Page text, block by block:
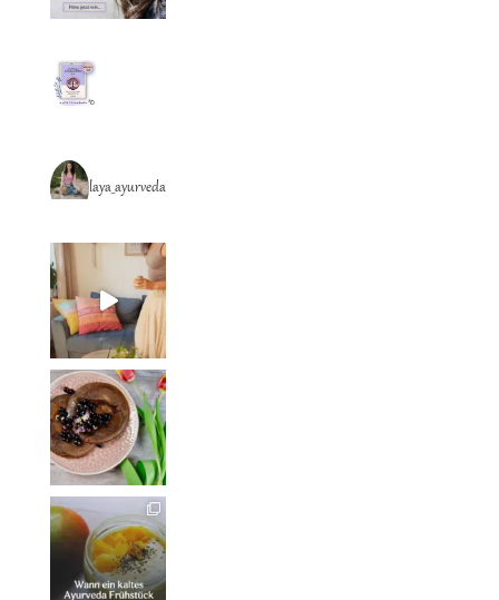
laya_ayurveda